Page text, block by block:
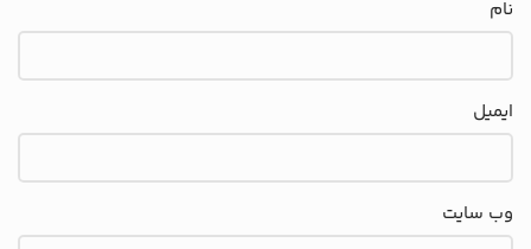
نام
ایمیل
وب‌ سایت